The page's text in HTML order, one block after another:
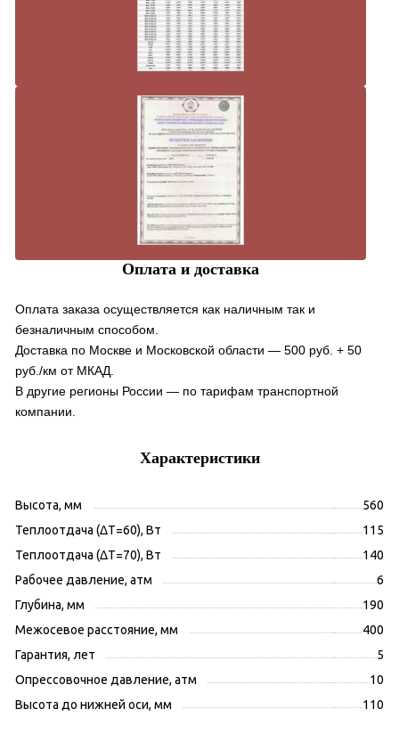
Оплата и доставка
Оплата заказа осуществляется как наличным так и
безналичным способом.
Доставка по Москве и Московской области — 500 руб. + 50
руб./км от МКАД.
В другие регионы России — по тарифам транспортной
компании.
Характеристики
Высота, мм
560
Теплоотдача (ΔT=60), Вт
115
Теплоотдача (ΔT=70), Вт
140
Рабочее давление, атм
6
Глубина, мм
190
Межосевое расстояние, мм
400
Гарантия, лет
5
Опрессовочное давление, атм
10
Высота до нижней оси, мм
110